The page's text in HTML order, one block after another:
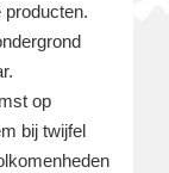
op
bij twijfel